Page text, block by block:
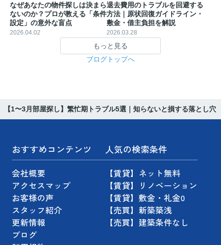
なぜあなたの物件探しは決まら
ないのか？プロが教える「条件
設定」の意外な盲点
2026.04.02
退去費用のトラブルを回避する
方法｜原状回復ガイドライン・
敷金・借主負担を解説
2026.03.28
もっと見る
ブログトップへ
【1〜3月部屋探し】繁忙期トラブル5選｜知らないと損する落とし穴
おすすめコンテンツ
会社概要
アクセスマップ
お客様の声
スタッフ紹介
更新情報
ブログ
人気の検索条件
【賃貸】ネット無料
【賃貸】リノベーション
【賃貸】敷金・礼金0
【売買】新築築浅
【売買】建築条件なし